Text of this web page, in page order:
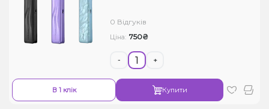
0 Відгуків
Ціна: 750₴
- +
В 1 клік Купити